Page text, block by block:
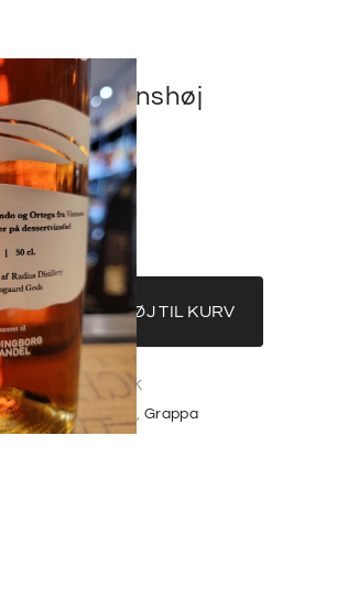
– Kristianshøj
TILFØJ TIL KURV
(SKU):
VORMARK
Dansk produceret ,Grappa